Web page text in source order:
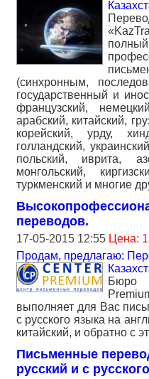
(синхронным,
государственный и
французский,
арабский, китайский,
корейский, урду,
голландский,
польский, иврита,
монгольский,
туркменский и многие
переводов.
17-05-2015 12:55 Цена: 1
Продам, предлагаю:
Бюро
выполняет для Вас
с русского языка на
китайский, и обратно с
Письменные
русский и с